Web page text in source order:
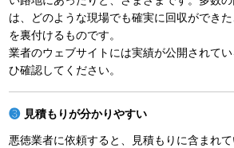
は、どのような現場でも確実に回収ができ
を裏付けるものです。
業者のウェブサイトには実績が公開されて
ひ確認してください。
見積もりが分かりやすい
悪徳業者に依頼すると、見積もりに含まれ